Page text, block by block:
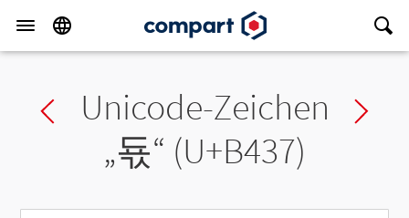
Previous char
Unicode-Zeichen
„됷“ (U+B437)